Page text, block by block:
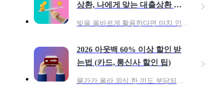
상환, 나에게 맞는 대출상환 전
략은?
빚을 올바르게 활용한다면 마치 인간이 불을 발견한 것처럼 투자의 위대한 진전을 할 수 있다. 인간이 처음 불을 발견했을 때 아마 불은 두려움의 대상이었을 것이다. 아무도 불 근처에
2026 아웃백 60% 이상 할인 받
는법 (카드, 통신사 할인 팁)
물가가 올라 외식 한 끼도 부담되는 요즘, 그럼에도 여전히 아웃백은 줄 서서 먹는 레스토랑으로 남아 있습니다. ‘비싸다’는 인식이 있지만,멤버십·통신사·카드 혜택을 제대로만 조합하